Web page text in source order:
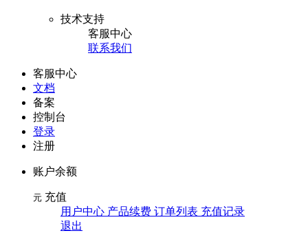
技术支持
客服中心
联系我们
客服中心
文档
备案
控制台
登录
注册
账户余额
元 充值
用户中心 产品续费 订单列表 充值记录
退出